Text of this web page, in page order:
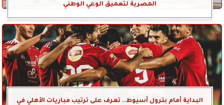
المصرية لتعميق الوعي الوطني
البداية أمام بترول أسيوط.. تعرف على ترتيب مباريات الأهلي في